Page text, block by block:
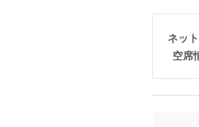
ネッ
空席